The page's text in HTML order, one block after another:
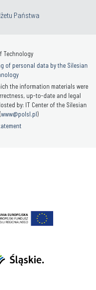
Państwa
Technology
of personal data by the Silesian
the information materials were
up-to-date and legal
by: IT Center of the Silesian
www@polsl.pl)